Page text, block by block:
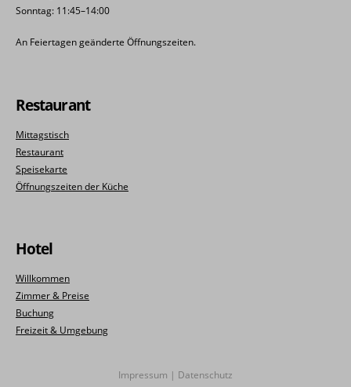
Sonntag: 11:45–14:00
An Feiertagen geänderte Öffnungszeiten.
Restaurant
Mittagstisch
Restaurant
Speisekarte
Öffnungszeiten der Küche
Hotel
Willkommen
Zimmer & Preise
Buchung
Freizeit & Umgebung
Impressum | Datenschutz